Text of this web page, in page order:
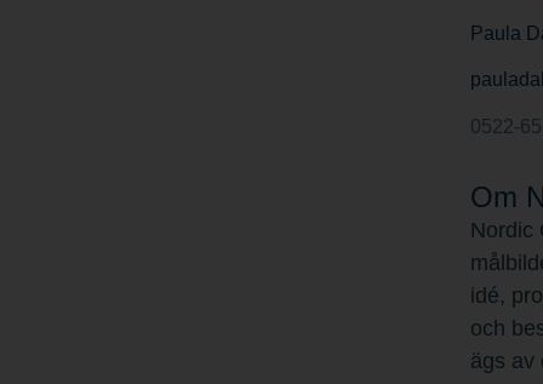
Paula
0522-
Om
Nordic
idé,
och
ägs av